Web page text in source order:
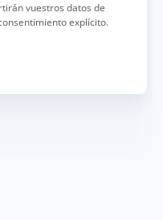
vuestros datos de
explícito.